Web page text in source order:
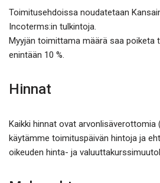
Toimitusehdoissa noudatetaan
Incoterms:in tulkintoja.
Myyjän toimittama määrä saa poiketa
enintään 10 %.
Hinnat
Kaikki hinnat ovat arvonlisäverottomia
käytämme toimituspäivän hintoja ja
oikeuden hinta- ja